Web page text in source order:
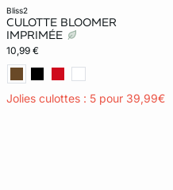
bliss2
CULOTTE BLOOMER
IMPRIMÉE
10,99 €
Jolies culottes : 5 pour 39,99€